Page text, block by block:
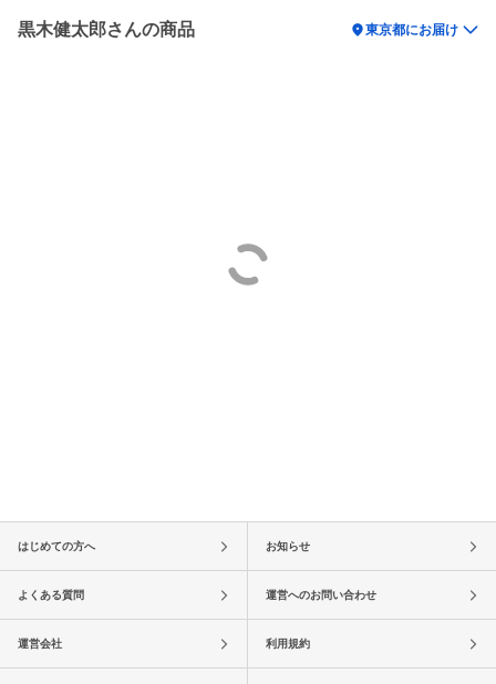
黒木健太郎さんの商品 location_on東京都にお届け
はじめての方へ お知らせ
よくある質問 運営へのお問い合わせ
運営会社 利用規約